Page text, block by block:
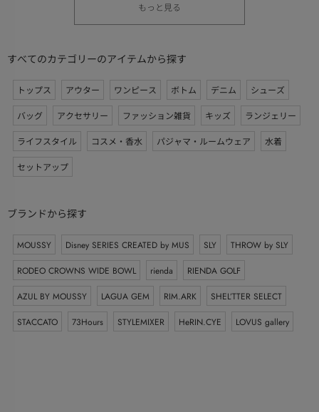
もっと見る
すべてのカテゴリーのアイテムから探す
トップス アウター ワンピース ボトム デニム
シューズ
バッグ
アクセサリー ファッション雑貨 キッズ
ランジェリー
ライフスタイル
コスメ・香水 パジャマ・ルームウェア
水着
セットアップ
ブランドから探す
MOUSSY Disney SERIES CREATED by MUS SLY
THROW by SLY
RODEO CROWNS WIDE BOWL
rienda
RIENDA GOLF
AZUL BY MOUSSY
LAGUA GEM RIM.ARK
SHEL’TTER SELECT
STACCATO
73Hours STYLEMIXER HeRIN.CYE LOVUS gallery